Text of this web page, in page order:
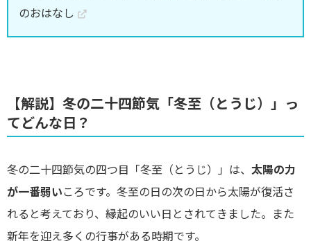
のおはなし
【解説】冬の二十四節気「冬至（とうじ）」っ
てどんな日？
冬の二十四節気の四つ目「冬至（とうじ）」は、 太陽の力
が一番弱いころです。冬至の日の次の日から太陽が復活さ
れると考えており、縁起のいい日とされてきました。また
新年を迎え多くの行事がある時期です。